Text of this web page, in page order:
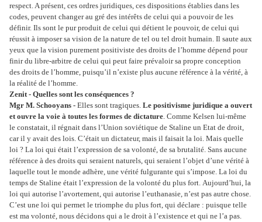
respect. A présent, ces ordres juridiques, ces dispositions établies dans les
codes, peuvent changer au gré des intérêts de celui qui a pouvoir de les
définir. Ils sont le pur produit de celui qui détient le pouvoir, de celui qui
réussit à imposer sa vision de la nature de tel ou tel droit humain. Il saute aux
yeux que la vision purement positiviste des droits de l’homme dépend pour
finir du libre-arbitre de celui qui peut faire prévaloir sa propre conception
des droits de l’homme, puisqu’il n’existe plus aucune référence à la vérité, à
la réalité de l’homme.
Zenit - Quelles sont les conséquences ?
Mgr M. Schooyans - Elles sont tragiques. Le positivisme juridique a ouvert
et ouvre la voie à toutes les formes de dictature. Comme Kelsen lui-même
le constatait, il régnait dans l’Union soviétique de Staline un Etat de droit,
car il y avait des lois. C’était un dictateur, mais il faisait la loi. Mais quelle
loi ? La loi qui était l’expression de sa volonté, de sa brutalité. Sans aucune
référence à des droits qui seraient naturels, qui seraient l’objet d’une vérité à
laquelle tout le monde adhère, une vérité fulgurante qui s’impose. La loi du
temps de Staline était l’expression de la volonté du plus fort. Aujourd’hui, la
loi qui autorise l’avortement, qui autorise l’euthanasie, n’est pas autre chose.
C’est une loi qui permet le triomphe du plus fort, qui déclare : puisque telle
est ma volonté, nous décidons qui a le droit à l’existence et qui ne l’a pas.